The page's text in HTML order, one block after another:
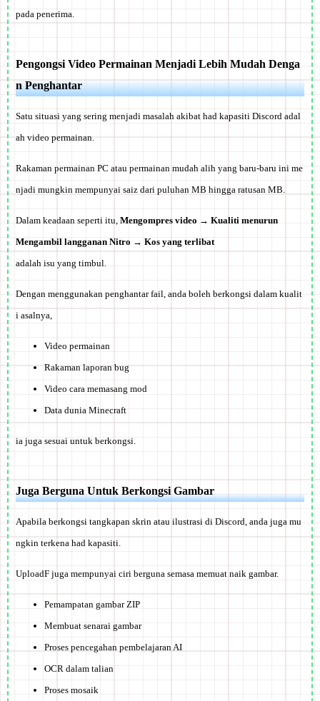
pada penerima.
Pengongsi Video Permainan Menjadi Lebih Mudah Denga
n Penghantar
Satu situasi yang sering menjadi masalah akibat had kapasiti Discord adal
ah video permainan.
Rakaman permainan PC atau permainan mudah alih yang baru-baru ini me
njadi mungkin mempunyai saiz dari puluhan MB hingga ratusan MB.
Dalam keadaan seperti itu, Mengompres video → Kualiti menurun
Mengambil langganan Nitro → Kos yang terlibat
adalah isu yang timbul.
Dengan menggunakan penghantar fail, anda boleh berkongsi dalam kualit
i asalnya,
Video permainan
Rakaman laporan bug
Video cara memasang mod
Data dunia Minecraft
ia juga sesuai untuk berkongsi.
Juga Berguna Untuk Berkongsi Gambar
Apabila berkongsi tangkapan skrin atau ilustrasi di Discord, anda juga mu
ngkin terkena had kapasiti.
UploadF juga mempunyai ciri berguna semasa memuat naik gambar.
Pemampatan gambar ZIP
Membuat senarai gambar
Proses pencegahan pembelajaran AI
OCR dalam talian
Proses mosaik